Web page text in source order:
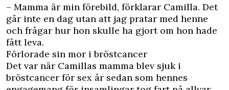
– Mamma är min förebild, förklarar Camilla. Det
går inte en dag utan att jag pratar med henne
och frågar hur hon skulle ha gjort om hon hade
fått leva.
Förlorade sin mor i bröstcancer
Det var när Camillas mamma blev sjuk i
bröstcancer för sex år sedan som hennes